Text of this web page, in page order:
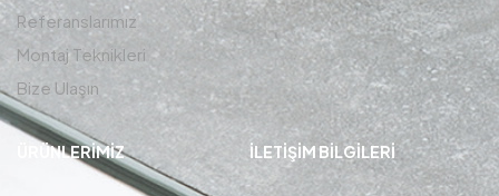
Referanslarımız
Montaj Teknikleri
Bize Ulaşın
ÜRÜNLERIMIZ İLETIŞIM BİLGİLERİ